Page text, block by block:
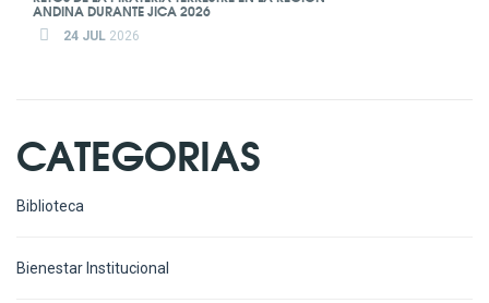
ANDINA DURANTE JICA 2026
24 JUL 2026
CATEGORIAS
Biblioteca
Bienestar Institucional